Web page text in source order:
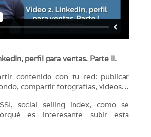
perfil para ventas. Parte II.
contenido con tu red: publicar
compartir fotografías, videos…
social selling index, como se
es interesante subir esta